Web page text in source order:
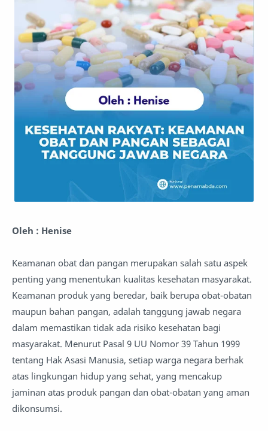
Oleh : Henise
Keamanan obat dan pangan merupakan salah satu aspek
penting yang menentukan kualitas kesehatan masyarakat.
Keamanan produk yang beredar, baik berupa obat-obatan
maupun bahan pangan, adalah tanggung jawab negara
dalam memastikan tidak ada risiko kesehatan bagi
masyarakat. Menurut Pasal 9 UU Nomor 39 Tahun 1999
tentang Hak Asasi Manusia, setiap warga negara berhak
atas lingkungan hidup yang sehat, yang mencakup
jaminan atas produk pangan dan obat-obatan yang aman
dikonsumsi.